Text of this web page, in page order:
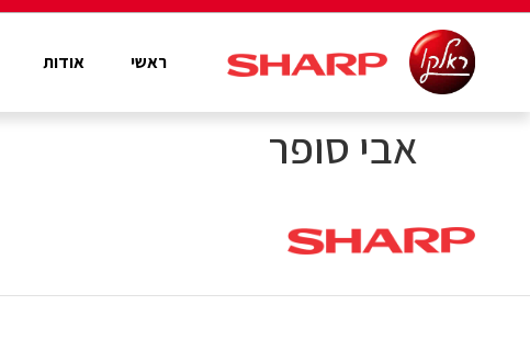
ראשי אודות
אבי סופר